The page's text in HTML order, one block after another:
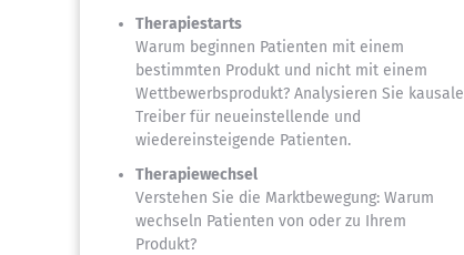
Therapiestarts
Warum beginnen Patienten mit einem
bestimmten Produkt und nicht mit einem
Wettbewerbsprodukt? Analysieren Sie kausale
Treiber für neueinstellende und
wiedereinsteigende Patienten.
Therapiewechsel
Verstehen Sie die Marktbewegung: Warum
wechseln Patienten von oder zu Ihrem
Produkt?